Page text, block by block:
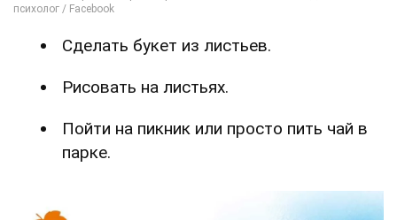
Сделать букет из листьев.
Рисовать на листьях.
Пойти на пикник или просто пить чай в
парке.